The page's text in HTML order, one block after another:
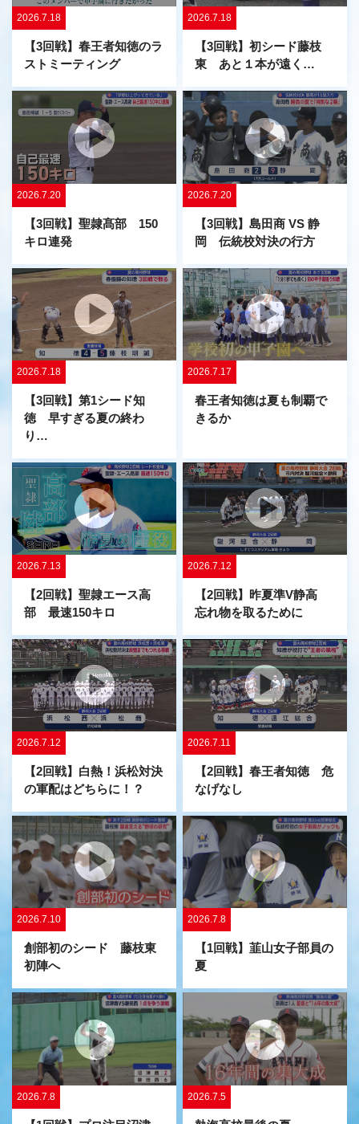
2026.7.18
【3回戦】春王者知徳のラ
ストミーティング
2026.7.18
【3回戦】初シード藤枝
東 あと１本が遠く…
2026.7.20
【3回戦】聖隷髙部 150
キロ連発
2026.7.20
【3回戦】島田商 VS 静
岡 伝統校対決の行方
2026.7.18
【3回戦】第1シード知
徳 早すぎる夏の終わ
り…
2026.7.17
春王者知徳は夏も制覇で
きるか
2026.7.13
【2回戦】聖隷エース高
部 最速150キロ
2026.7.12
【2回戦】昨夏準V静高
忘れ物を取るために
2026.7.12
【2回戦】白熱！浜松対決
の軍配はどちらに！？
2026.7.11
【2回戦】春王者知徳 危
なげなし
2026.7.10
創部初のシード 藤枝東
初陣へ
2026.7.8
【1回戦】韮山女子部員の
夏
2026.7.8 2026.7.5